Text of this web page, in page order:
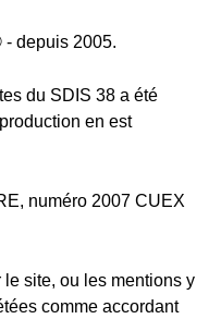
- depuis 2005.
du SDIS 38 a été
en est
numéro 2007 CUEX
site, ou les mentions y
comme accordant